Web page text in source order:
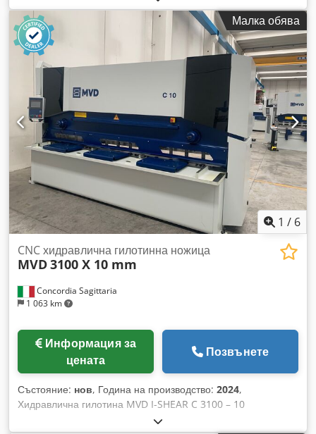
упор, габарити: 3400X2150X2000(В) mm, тегло 8900 kg ---
Хидравлична гилотина SCHIAVI 3000X6, отвор 500 mm,
моторизиран заден упор, габарити: 3400X2000X1800(В)
mm, тегло 7500 kg Codjwn Tk Eopfx Ahaeha
Малка обява
1 / 6
Concordia Sagittaria
1 063 km
CNC хидравлична гилотинна ножица
MVD3100 X 10 mm
Информация за
цената
Позвънете
Състояние: нов, Година на производство: 2024,
Хидравлична гилотина MVD I-SHEAR C 3100 – 10
оборудвана с пневматична задна поддръжка за ламарина.